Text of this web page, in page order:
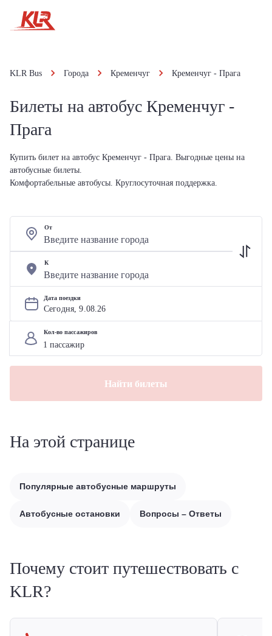
KLR Bus Города Кременчуг Кременчуг - Прага
Билеты на автобус Кременчуг -
Прага
Купить билет на автобус Кременчуг - Прага. Выгодные цены на
автобусные билеты.
Комфортабельные автобусы. Круглосуточная поддержка.
От
К
Дата поездки
Сегодня, 9.08.26
Кол-во пассажиров
Найти билеты
На этой странице
Популярные автобусные маршруты
Автобусные остановки Вопросы – Ответы
Почему стоит путешествовать с
KLR?